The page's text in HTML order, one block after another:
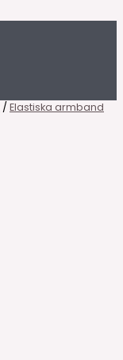
/ Elastiska armband